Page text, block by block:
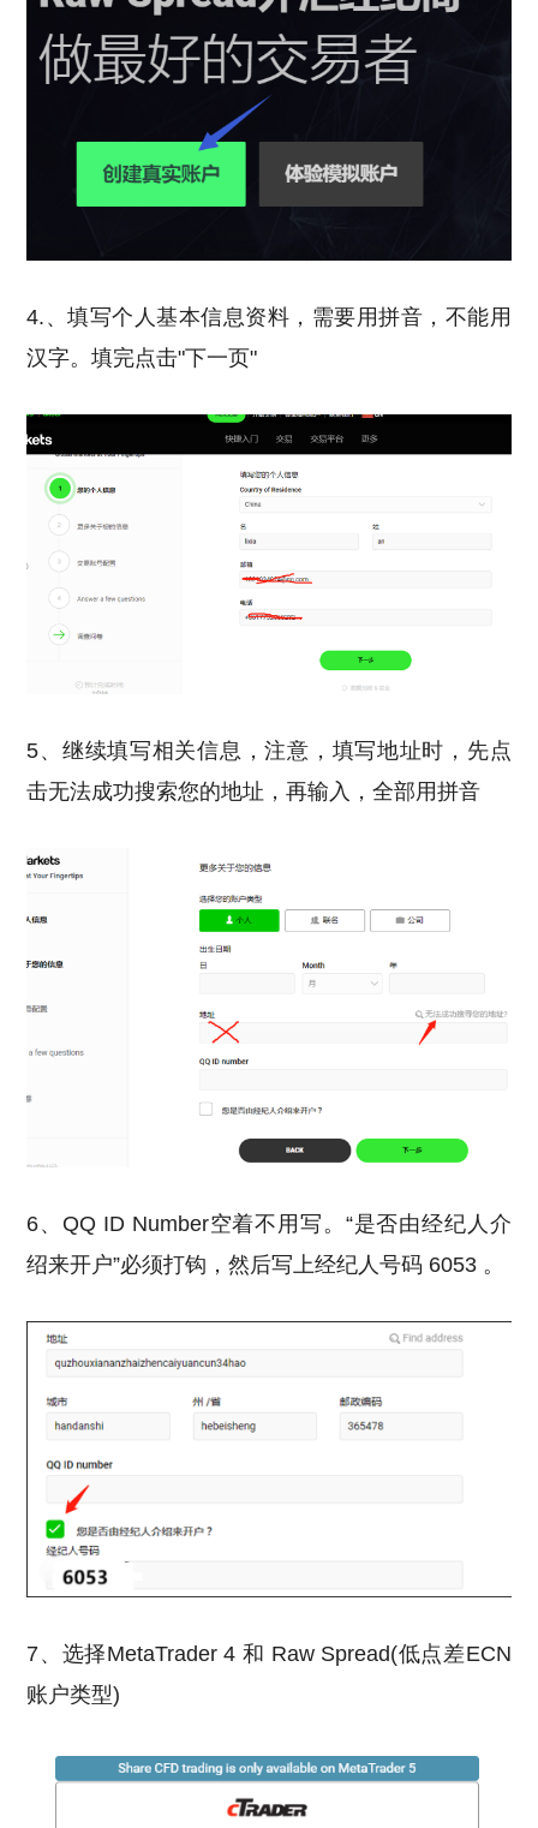
4.、填写个人基本信息资料，需要用拼音，不能用
汉字。填完点击"下一页"
5、继续填写相关信息，注意，填写地址时，先点
击无法成功搜索您的地址，再输入，全部用拼音
6、QQ ID Number空着不用写。“是否由经纪人介
绍来开户”必须打钩，然后写上经纪人号码 6053 。
7、选择MetaTrader 4 和 Raw Spread(低点差ECN
账户类型)